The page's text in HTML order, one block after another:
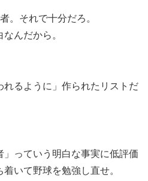
。それで十分だろ。
んだから。
れるように」作られたリストだ
」っていう明白な事実に低評価
いて野球を勉強し直せ。